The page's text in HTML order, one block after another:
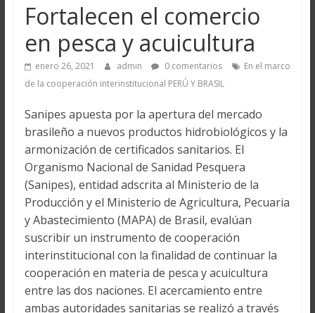
Fortalecen el comercio
en pesca y acuicultura
enero 26, 2021 admin 0 comentarios
En el marco
de la cooperación interinstitucional PERÚ Y BRASIL
Sanipes apuesta por la apertura del mercado
brasileño a nuevos productos hidrobiológicos y la
armonización de certificados sanitarios. El
Organismo Nacional de Sanidad Pesquera
(Sanipes), entidad adscrita al Ministerio de la
Producción y el Ministerio de Agricultura, Pecuaria
y Abastecimiento (MAPA) de Brasil, evalúan
suscribir un instrumento de cooperación
interinstitucional con la finalidad de continuar la
cooperación en materia de pesca y acuicultura
entre las dos naciones. El acercamiento entre
ambas autoridades sanitarias se realizó a través